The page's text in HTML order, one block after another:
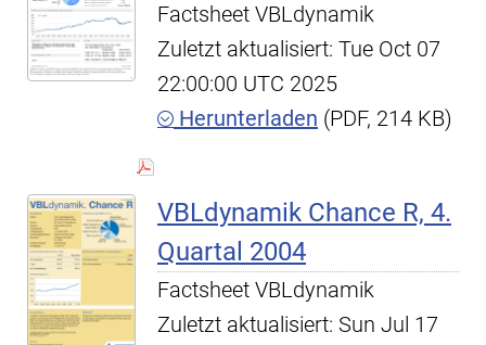
Factsheet VBLdynamik
Zuletzt aktualisiert: Tue Oct 07
22:00:00 UTC 2025
Herunterladen (PDF, 214 KB)
VBLdynamik Chance R, 4.
Quartal 2004
Factsheet VBLdynamik
Zuletzt aktualisiert: Sun Jul 17